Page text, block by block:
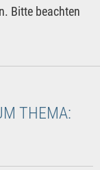
Bitte beachten
THEMA: